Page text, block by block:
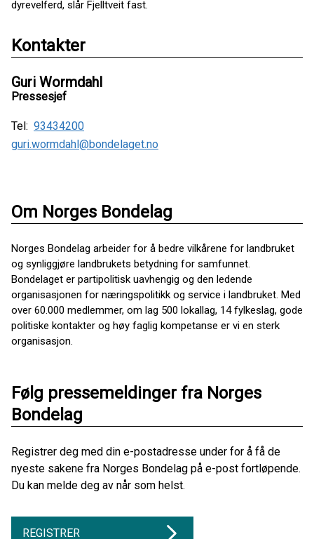
dyrevelferd, slår Fjelltveit fast.
Kontakter
Guri Wormdahl
Pressesjef
Tel: 93434200
guri.wormdahl@bondelaget.no
Om Norges Bondelag
Norges Bondelag arbeider for å bedre vilkårene for landbruket
og synliggjøre landbrukets betydning for samfunnet.
Bondelaget er partipolitisk uavhengig og den ledende
organisasjonen for næringspolitikk og service i landbruket. Med
over 60.000 medlemmer, om lag 500 lokallag, 14 fylkeslag, gode
politiske kontakter og høy faglig kompetanse er vi en sterk
organisasjon.
Følg pressemeldinger fra Norges
Bondelag
Registrer deg med din e-postadresse under for å få de
nyeste sakene fra Norges Bondelag på e-post fortløpende.
Du kan melde deg av når som helst.
REGISTRER